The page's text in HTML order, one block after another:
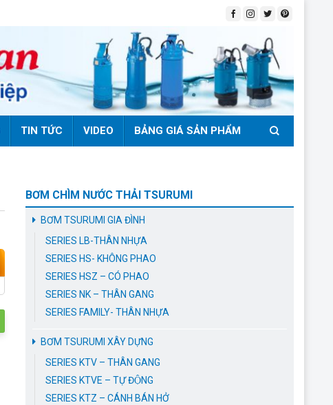
TIN TỨC VIDEO BẢNG GIÁ SẢN PHẨM
BƠM CHÌM NƯỚC THẢI TSURUMI
BƠM TSURUMI GIA ĐÌNH
SERIES LB-THÂN NHỰA
SERIES HS- KHÔNG PHAO
SERIES HSZ – CÓ PHAO
SERIES NK – THÂN GANG
SERIES FAMILY- THÂN NHỰA
BƠM TSURUMI XÂY DỰNG
SERIES KTV – THÂN GANG
SERIES KTVE – TỰ ĐỘNG
SERIES KTZ – CÁNH BÁN HỞ